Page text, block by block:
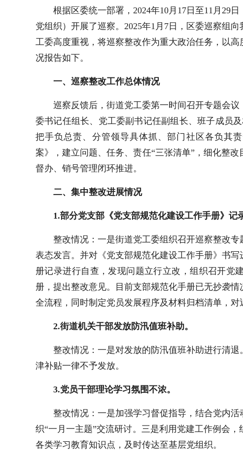
根据区委统一部署，2024年10月17日至11月29
党组织）开展了巡察。2025年1月7日，区委巡察组
工委高度重视，将巡察整改作为重大政治任务，以
况报告如下。
一、巡察整改工作总体情况
巡察反馈后，街道党工委第一时间召开专题会
委书记任组长、党工委副书记任副组长、班子成员
把手负总责、分管领导具体抓、部门社区各负其
案》，建立问题、任务、责任“三张清单”，细化整
督办、销号管理闭环推进。
二、集中整改进展情况
1.部分党支部 《党支部规范化建设工作手册》记
整改情况：一是街道党工委组织召开巡察整改
表态发言。并对《党支部规范化建设工作手册》书
册记录进行自查，发现问题立行立改 ，组织召开党
册，提出整改意见。
目前支部规范化手册已无抄袭情
全流程，同时制定党员发展程序及材料归档清单，对
2.街道机关干部发放防汛值班补助。
整改情况：一是对发放的防汛值班补助进行清
津补贴一律不予发放。
3.党员干部理论学习氛围不浓。
整改情况：一是加强学习督促指导，结合党内
织“一月一主题”交流研讨。三是利用党建工作例会
各类学习教育知识点，及时传达至基层党组织。